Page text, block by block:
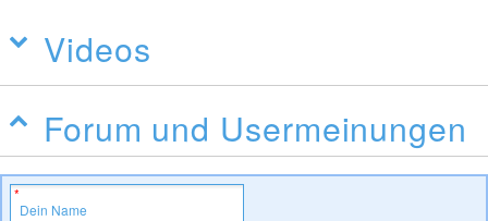
Videos
Forum und Usermeinungen